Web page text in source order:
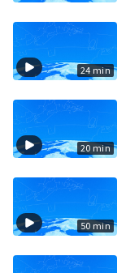
24 min
20 min
50 min